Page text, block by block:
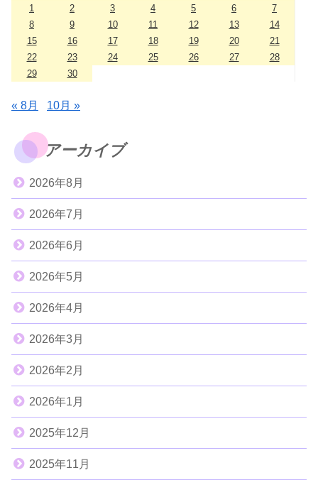
1
2 3 4 5 6
7
8
9 10 11 12 13
14
15
16 17 18 19 20
21
22
23 24 25 26 27
28
29
30
« 8月 10月 »
アーカイブ
2026年8月
2026年7月
2026年6月
2026年5月
2026年4月
2026年3月
2026年2月
2026年1月
2025年12月
2025年11月